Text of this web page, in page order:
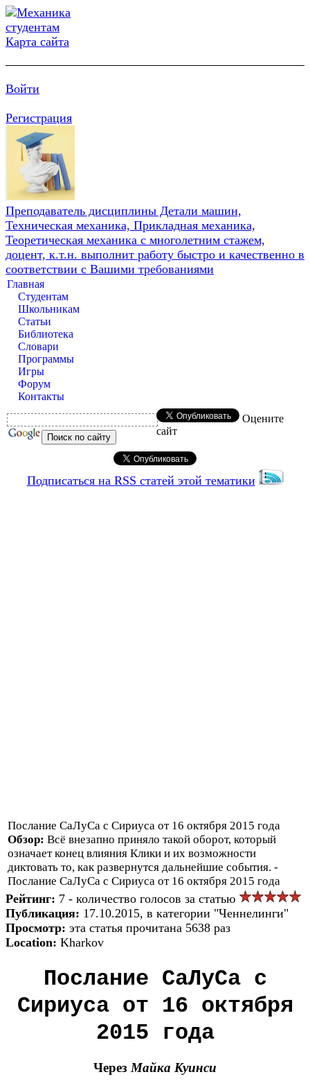
Карта сайта
Войти
Регистрация
Преподаватель дисциплины Детали машин,
Техническая механика, Прикладная механика,
Теоретическая механика с многолетним стажем,
доцент, к.т.н. выполнит работу быстро и качественно в
соответствии с Вашими требованиями
Главная
Студентам
Школьникам
Статьи
Библиотека
Словари
Программы
Игры
Форум
Контакты
Оцените
сайт
Подписаться на RSS статей этой тематики
Послание СаЛуСа с Сириуса от 16 октября 2015 года
Обзор: Всё внезапно приняло такой оборот, который
означает конец влияния Клики и их возможности
диктовать то, как развернутся дальнейшие события. -
Послание СаЛуСа с Сириуса от 16 октября 2015 года
Рейтинг: 7 - количество голосов за статью
Публикация: 17.10.2015, в категории "Ченнелинги"
Просмотр: эта статья прочитана 5638 раз
Location: Kharkov
Послание СаЛуСа с
Сириуса от 16 октября
2015 года
ЧерезМайка Куинси